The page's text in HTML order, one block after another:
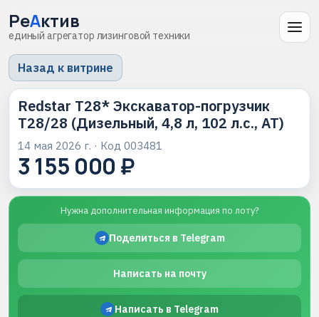
РеАктив
единый агрегатор лизинговой техники
Назад к витрине
Redstar T28* Экскаватор-погрузчик
T28/28 (Дизельный, 4,8 л, 102 л.с., АТ)
14 мая 2026 г. · Код 003481
3 155 000 ₽
Нужна дополнительная информация по лоту?
Поделиться в Telegram
Написать на почту
Написать в Telegram